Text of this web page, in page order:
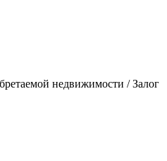
недвижимости / Залог